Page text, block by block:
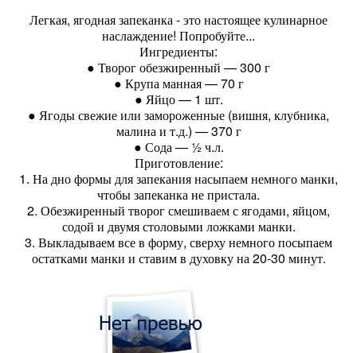
Легкая, ягодная запеканка - это настоящее кулинарное
наслаждение! Попробуйте...
Ингредиенты:
● Творог обезжиренный — 300 г
● Крупа манная — 70 г
● Яйцо — 1 шт.
● Ягоды свежие или замороженные (вишня, клубника,
малина и т.д.) — 370 г
● Сода — ½ ч.л.
Приготовление:
1. На дно формы для запекания насыпаем немного манки,
чтобы запеканка не пристала.
2. Обезжиренный творог смешиваем с ягодами, яйцом,
содой и двумя столовыми ложками манки.
3. Выкладываем все в форму, сверху немного посыпаем
остатками манки и ставим в духовку на 20-30 минут.